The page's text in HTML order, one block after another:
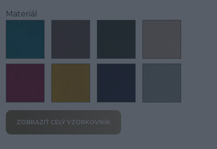
Materiál
ZOBRAZIŤ CELÝ VZORKOVNÍK